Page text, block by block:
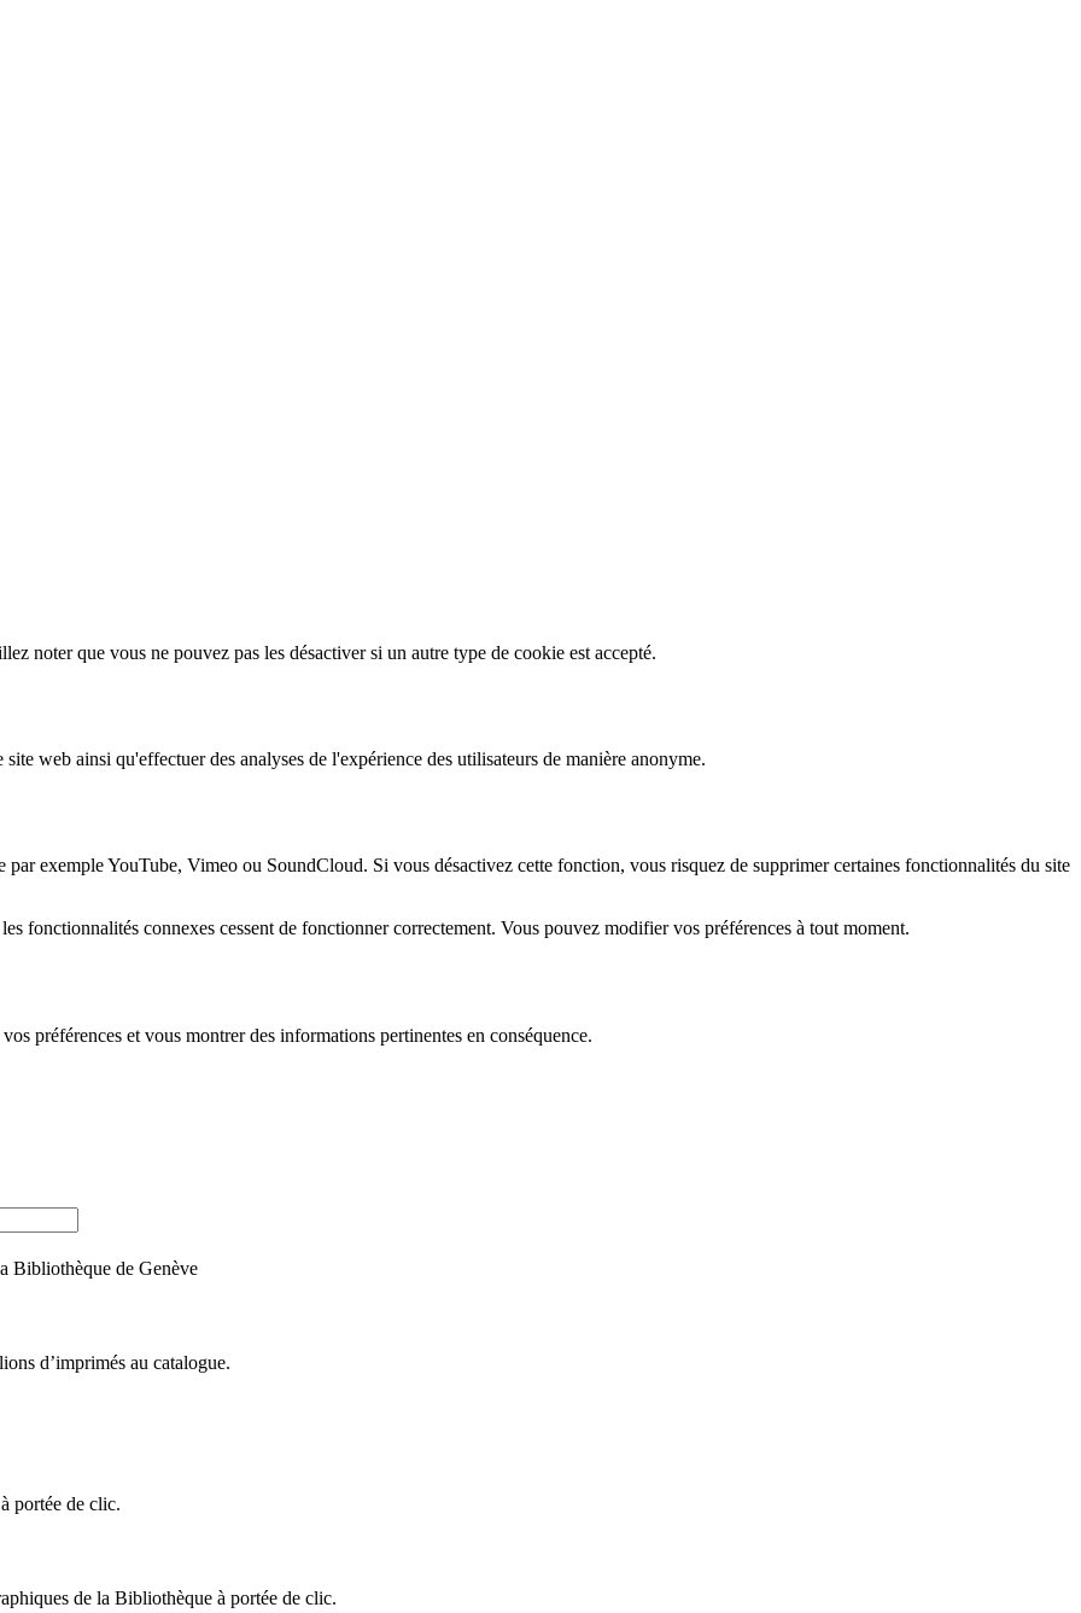
noter que vous ne pouvez pas les désactiver si un autre type de cookie est accepté.
web ainsi qu'effectuer des analyses de l'expérience des utilisateurs de manière anonyme.
exemple YouTube, Vimeo ou SoundCloud. Si vous désactivez cette fonction, vous risquez de supprimer certaines fonctionnalités du site
fonctionnalités connexes cessent de fonctionner correctement. Vous pouvez modifier vos préférences à tout moment.
préférences et vous montrer des informations pertinentes en conséquence.
Bibliothèque de Genève
d’imprimés au catalogue.
portée de clic.
de la Bibliothèque à portée de clic.